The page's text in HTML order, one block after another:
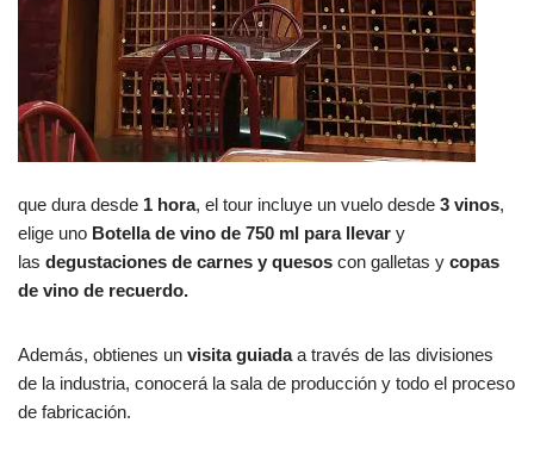
que dura desde 1 hora, el tour incluye un vuelo desde 3 vinos,
elige uno Botella de vino de 750 ml para llevar y
las degustaciones de carnes y quesos con galletas y copas
de vino de recuerdo.
Además, obtienes un visita guiadaa través de las divisiones
de la industria, conocerá la sala de producción y todo el proceso
de fabricación.